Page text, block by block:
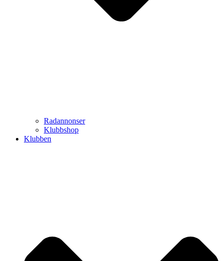
Radannonser
Klubbshop
Klubben